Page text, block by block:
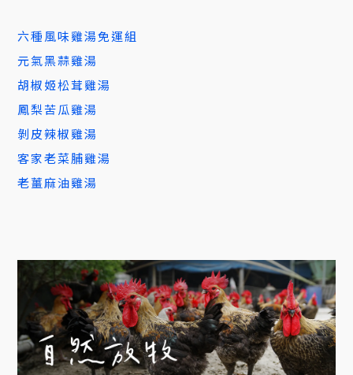
六種風味雞湯免運組
元氣黑蒜雞湯
胡椒姬松茸雞湯
鳳梨苦瓜雞湯
剝皮辣椒雞湯
客家老菜脯雞湯
老薑麻油雞湯